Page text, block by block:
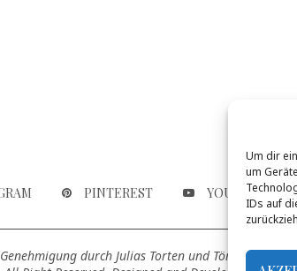
Um dir
um
IDs auf
PINTEREST YOUTUBE
durch Julias Torten und Törtchen